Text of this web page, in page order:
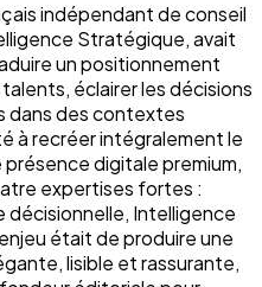
indépendant de conseil
Stratégique, avait
un positionnement
éclairer les décisions
dans des contextes
à recréer intégralement le
digitale premium,
expertises fortes :
décisionnelle, Intelligence
était de produire une
lisible et rassurante,